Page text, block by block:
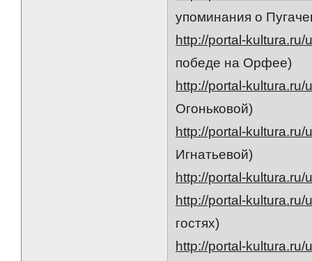
упоминания о
http://portal-
победе на Орфее)
http://portal-
Огоньковой)
http://portal-
Игнатьевой)
http://portal-
http://portal-
гостях)
http://portal-